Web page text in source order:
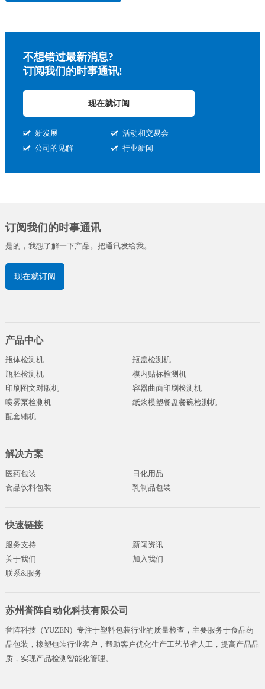
不想错过最新消息?
订阅我们的时事通讯!
现在就订阅
新发展
活动和交易会
公司的见解
行业新闻
订阅我们的时事通讯
是的，我想了解一下产品。把通讯发给我。
现在就订阅
产品中心
瓶体检测机
瓶盖检测机
瓶胚检测机
模内贴标检测机
印刷图文对版机
容器曲面印刷检测机
喷雾泵检测机
纸浆模塑餐盘餐碗检测机
配套辅机
解决方案
医药包装
日化用品
食品饮料包装
乳制品包装
快速链接
服务支持
新闻资讯
关于我们
加入我们
联系&服务
苏州誉阵自动化科技有限公司
誉阵科技（YUZEN）专注于塑料包装行业的质量检查，主要服务于食品药
品包装，橡塑包装行业客户，帮助客户优化生产工艺节省人工，提高产品品
质，实现产品检测智能化管理。